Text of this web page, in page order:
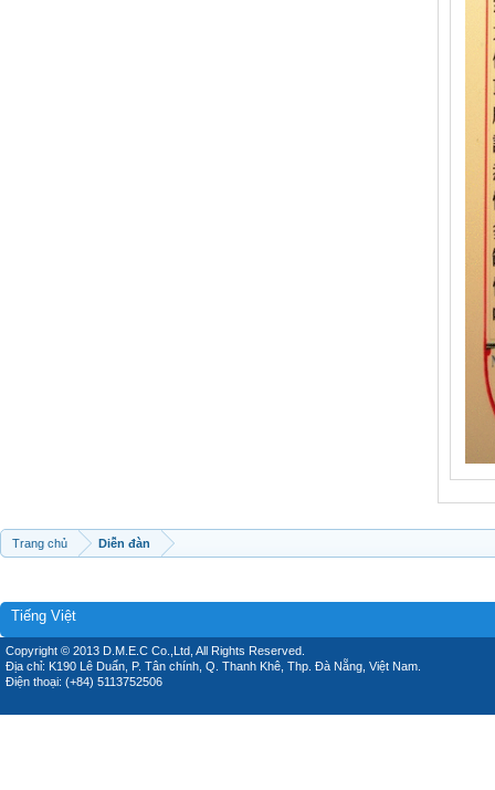
Trang chủ Diễn đàn
Tiếng Việt
Copyright © 2013 D.M.E.C Co.,Ltd, All Rights Reserved.
Địa chỉ: K190 Lê Duẩn, P. Tân chính, Q. Thanh Khê, Thp. Đà Nẵng, Việt Nam.
Điện thoại: (+84) 5113752506